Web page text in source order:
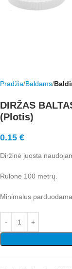
Pradžia Baldams
DIRŽAS
(Plotis)
0.15 €
Diržinė juosta
Rulone 100 metrų.
Minimalus